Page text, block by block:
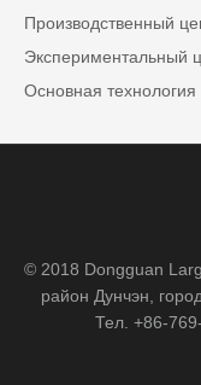
Производственный
Экспериментальный
Основная технология
© 2018 Dongguan
район Дунчэн,
Тел. +86-